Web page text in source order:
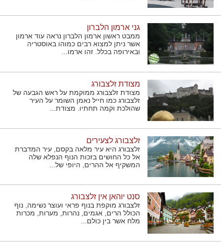
גני ארמון הלברון
ממבט ראשון ארמון הלברון נראה עוד ארמון
אשר ניתן למצוא רבים כמוהו באוסטריה
ובאירופה בכלל. זהו ארמו...
מצודת זלצבורג
מצודת זלצבורג ממוקמת על ראש הגבעה של
זלצבורג כמו חייל נאמן השומר על העיר
שהולכת וקמה תחתיו. מצודת...
זלצבורג לצעירים
זלצבורג היא עיר מלאה בקסם, עיר המדברת
אל כל החושים בזכות הנוף הנפלא שלה
המשקיף אל ההרים, היופי של...
סנט יוהאן אין זלצבורג
זלצבורג מוקפת בנוף פראי ועוצר נשימה, נוף
הכולל הרים, אגמים, נהרות, מערות, מכרות
מלח אשר בין כולם...